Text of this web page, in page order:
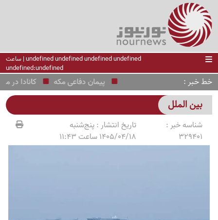
undefined undefined undefined undefined | ساعت
undefined:undefined
خط خبر کانادا در پیمان دفاعی مکه
بین الملل
شناسه خبر :
329401
تاریخ انتشار :پنج‌شنبه
1405/04/18 ساعت 11:43